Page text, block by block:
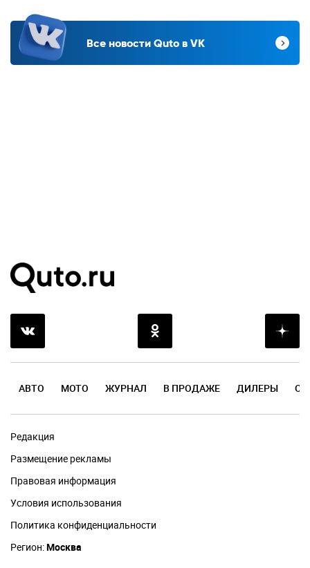
Все новости Quto в VK
АВТО МОТО ЖУРНАЛ В ПРОДАЖЕ ДИЛЕРЫ
Редакция
Размещение рекламы
Правовая информация
Условия использования
Политика конфиденциальности
Регион:Москва